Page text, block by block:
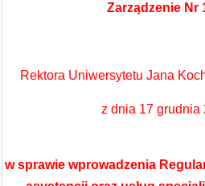
Zarządzenie Nr
Rektora Uniwersytetu Jana
z dnia 17 grudnia
w sprawie wprowadzenia